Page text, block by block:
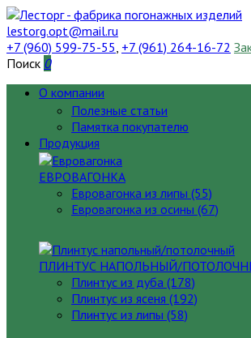
lestorg.opt@mail.ru
+7 (960) 599-75-55, +7 (961) 264-16-72
Поиск 0
О компании
Полезные статьи
Памятка покупателю
Продукция
ЕВРОВАГОНКА
Евровагонка из липы (55)
Евровагонка из осины (67)
ПЛИНТУС НАПОЛЬНЫЙ/
Плинтус из дуба (178)
Плинтус из ясеня (192)
Плинтус из липы (58)